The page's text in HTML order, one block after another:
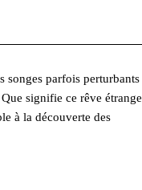
songes parfois perturbants
signifie ce rêve étrange
à la découverte des